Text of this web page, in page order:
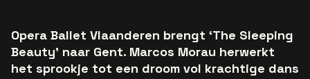
Opera Ballet Vlaanderen brengt ‘The Sleeping
Beauty’ naar Gent. Marcos Morau herwerkt
het sprookje tot een droom vol krachtige dans